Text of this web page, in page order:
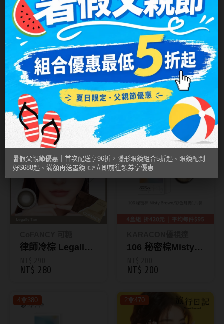
MUSE繆思女神
OPT圓瑞
Pegavision晶碩
Timido媞蜜多
Smart Vision睛靈
WiLLPAIR維樂配
日本隱眼品牌
Secret Candy Magic
神秘魔幻糖果
SEED實瞳
Candy Magic魔幻糖果
EverColor艾薇卡
Pony Pallet魔彩盤
LENSME
安妞灰 Make Look
Eyegee Gray｜彩
色月拋2入-韓國原
裝 GR
NT$ 450
NT$ 428
CoFANCY 可糖
冰滴黑茶 Ice Drip
｜彩色日拋10片裝
NT$ 290
NT$ 280
2盒平均229
律師冷棕 Legally
片裝
NT$ 280
熱門款4盒380
106 秘密棕Misty
KARACON
彩色月拋1片裝
NT$ 200
4盒380 2盒470
暑假父親節優惠｜首次配送享96折，隱形眼鏡組合5折起、眼鏡配到
好$688起、滿額再送墨鏡 👉立即前往領券享優惠